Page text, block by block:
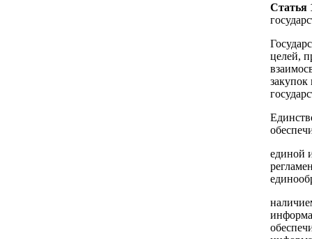
Статья
целей,
закупок
единой